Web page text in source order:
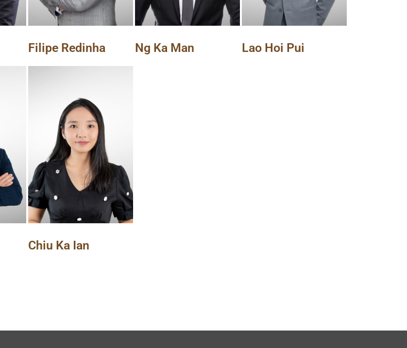
Filipe Redinha Ng Ka Man Lao Hoi Pui
Chiu Ka Ian